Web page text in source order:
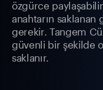
özgürce
anahtarın saklanan
gerekir. Tangem
güvenli bir şekilde
saklanır.